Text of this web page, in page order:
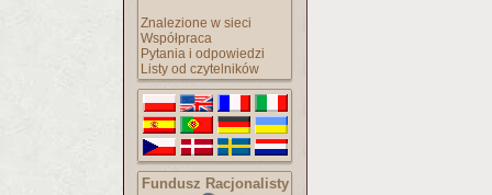
Znalezione w sieci
Współpraca
Pytania i odpowiedzi
Listy od czytelników
Fundusz Racjonalisty